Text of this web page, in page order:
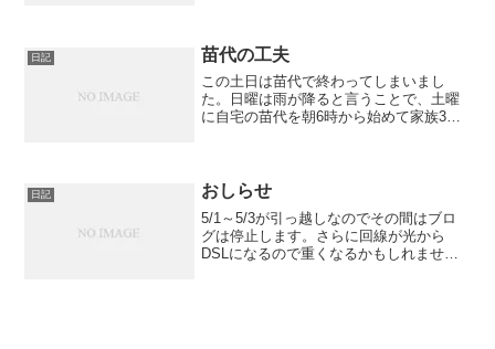
のです。腰とは関係ない...
日記 苗代の工夫
この土日は苗代で終わってしまいまし
た。日曜は雨が降ると言うことで、土曜
に自宅の苗代を朝6時から始めて家族3人
同じく土曜に苗代をや...
日記 おしらせ
5/1～5/3が引っ越しなのでその間はブロ
グは停止します。さらに回線が光から
DSLになるので重くなるかもしれませ